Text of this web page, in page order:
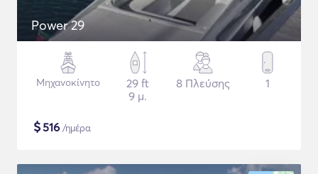
Power 29
Μηχανοκίνητο
29 ft
9 μ.
8 Πλεύσης 1
$516 /ημέρα